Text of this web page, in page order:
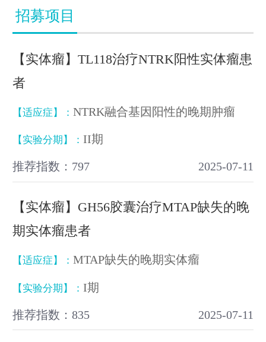
招募项目
【实体瘤】TL118治疗NTRK阳性实体瘤患
者
【适应症】： NTRK融合基因阳性的晚期肿瘤
【实验分期】： II期
推荐指数：797 2025-07-11
【实体瘤】GH56胶囊治疗MTAP缺失的晚
期实体瘤患者
【适应症】： MTAP缺失的晚期实体瘤
【实验分期】： I期
推荐指数：835 2025-07-11